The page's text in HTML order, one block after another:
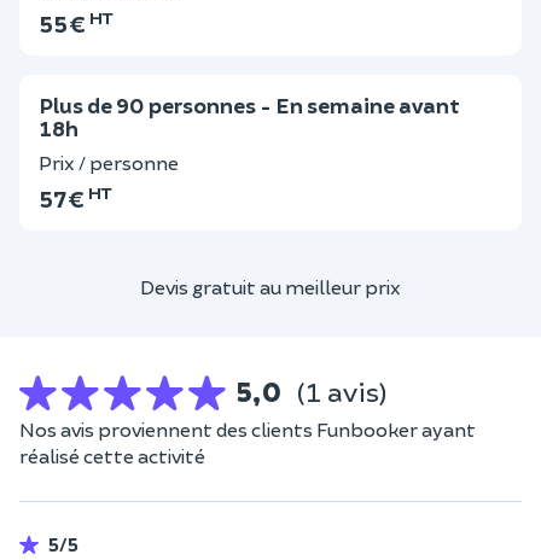
55 € HT
Plus de 90 personnes - En semaine avant
18h
Prix / personne
57 € HT
Devis gratuit au meilleur prix
5,0 (1 avis)
Nos avis proviennent des clients Funbooker ayant
réalisé cette activité
5/5